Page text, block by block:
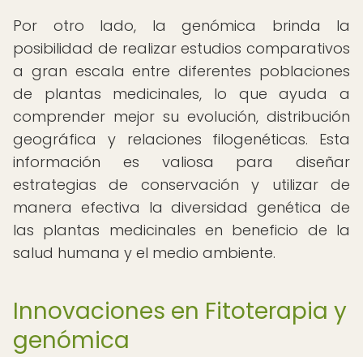
Por otro lado, la genómica brinda la
posibilidad de realizar estudios comparativos
a gran escala entre diferentes poblaciones
de plantas medicinales, lo que ayuda a
comprender mejor su evolución, distribución
geográfica y relaciones filogenéticas. Esta
información es valiosa para diseñar
estrategias de conservación y utilizar de
manera efectiva la diversidad genética de
las plantas medicinales en beneficio de la
salud humana y el medio ambiente.
Innovaciones en Fitoterapia y
genómica